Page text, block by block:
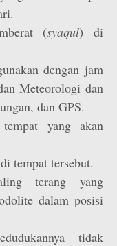
(syaqul) di
dengan jam
Meteorologi dan
dan GPS.
yang akan
tempat tersebut.
terang yang
dalam posisi
tidak